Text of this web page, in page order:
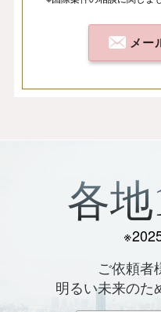
メー
各
ご依頼者
明るい未来のた